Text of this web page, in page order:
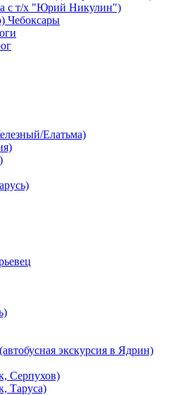
с т/х "Юрий Никулин")
Чебоксары
Елатьма)
экскурсия в Ядрин)
Серпухов)
Таруса)